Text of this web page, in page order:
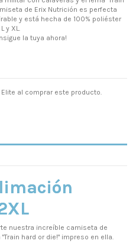
de Erix Nutrición es perfecta
y está hecha de 100% poliéster
XL.
la tuya ahora!
al comprar este producto.
nuestra increíble camiseta de
hard or die!" impreso en ella.